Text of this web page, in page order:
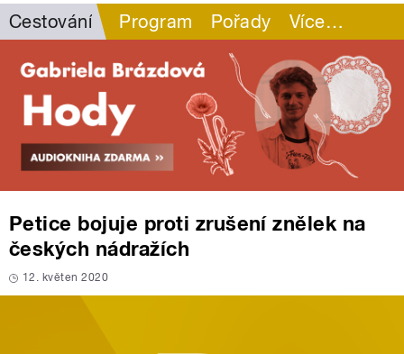
Cestování Program Pořady Více…
Petice bojuje proti zrušení znělek na
českých nádražích
12. květen 2020